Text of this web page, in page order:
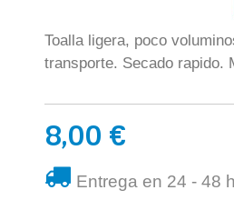
Toalla ligera, poco
transporte. Secado rapido.
8,00 €
Entrega en 24 - 48